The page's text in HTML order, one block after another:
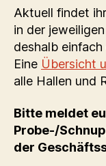
Aktuell findet
in der
deshalb
Eine Übersicht
alle Hallen und
Bitte meldet
Probe-/
der